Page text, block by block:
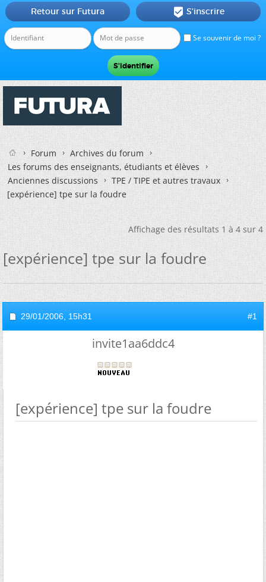
Se souvenir de moi ?
Retour sur Futura  S'inscrire
Forum
Archives du forum
Les forums des enseignants, étudiants et élèves
Anciennes discussions
TPE / TIPE et autres travaux
[expérience] tpe sur la foudre
Affichage des résultats 1 à 4 sur 4
[expérience] tpe sur la foudre
29/01/2006, 15h31 #1
invite1aa6ddc4
[expérience] tpe sur la foudre